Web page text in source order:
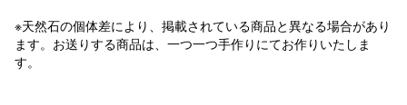
※天然石の個体差により、掲載されている商品と異なる場合があり
ます。お送りする商品は、一つ一つ手作りにてお作りいたしま
す。